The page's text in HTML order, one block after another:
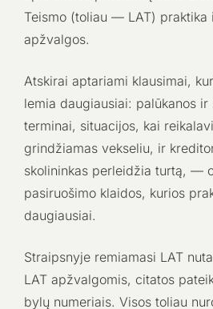
Teismo (toliau — LAT) praktika
apžvalgos.
Atskirai aptariami klausimai,
lemia daugiausiai: palūkanos
terminai, situacijos, kai
grindžiamas vekseliu, ir
skolininkas perleidžia turtą, —
pasiruošimo klaidos, kurios
daugiausiai.
Straipsnyje remiamasi LAT
LAT apžvalgomis, citatos
bylų numeriais. Visos toliau